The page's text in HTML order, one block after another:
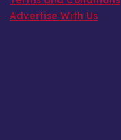
Advertise With Us